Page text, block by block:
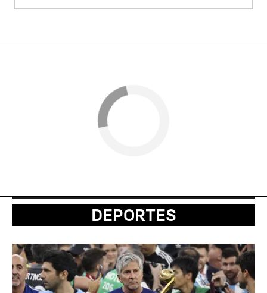
DEPORTES